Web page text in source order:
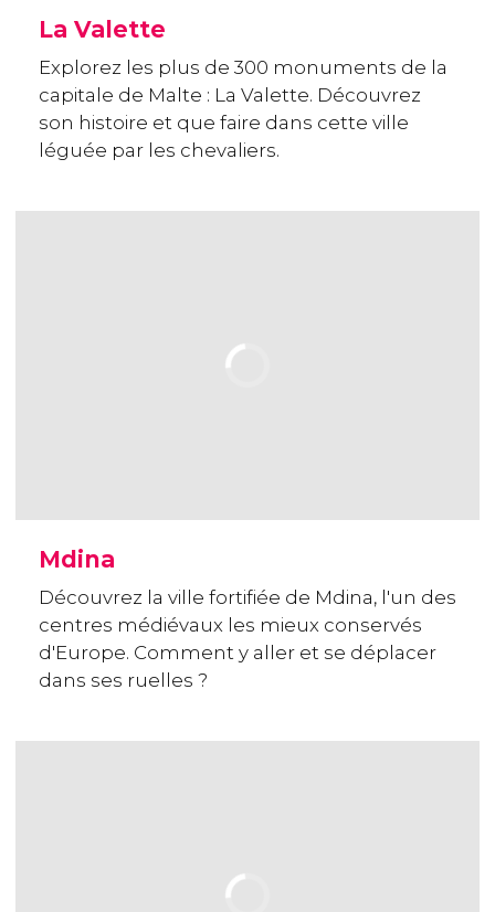
La Valette
Explorez les plus de 300 monuments de la
capitale de Malte : La Valette. Découvrez
son histoire et que faire dans cette ville
léguée par les chevaliers.
Mdina
Découvrez la ville fortifiée de Mdina, l'un des
centres médiévaux les mieux conservés
d'Europe. Comment y aller et se déplacer
dans ses ruelles ?